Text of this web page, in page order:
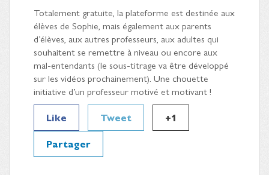
Totalement gratuite, la plateforme est destinée aux
élèves de Sophie, mais également aux parents
d’élèves, aux autres professeurs, aux adultes qui
souhaitent se remettre à niveau ou encore aux
mal-entendants (le sous-titrage va être développé
sur les vidéos prochainement). Une chouette
initiative d’un professeur motivé et motivant !
Like
Tweet
+1
Partager